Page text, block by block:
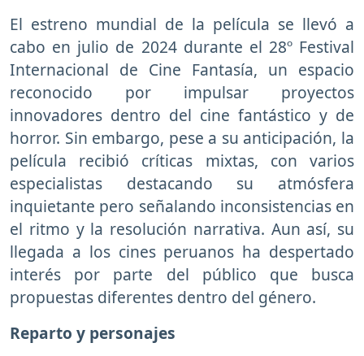
El estreno mundial de la película se llevó a
cabo en julio de 2024 durante el 28º Festival
Internacional de Cine Fantasía, un espacio
reconocido por impulsar proyectos
innovadores dentro del cine fantástico y de
horror. Sin embargo, pese a su anticipación, la
película recibió críticas mixtas, con varios
especialistas destacando su atmósfera
inquietante pero señalando inconsistencias en
el ritmo y la resolución narrativa. Aun así, su
llegada a los cines peruanos ha despertado
interés por parte del público que busca
propuestas diferentes dentro del género.
Reparto y personajes